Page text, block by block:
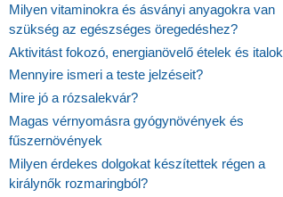
Milyen vitaminokra és ásványi anyagokra van
szükség az egészséges öregedéshez?
Aktivitást fokozó, energianövelő ételek és italok
Mennyire ismeri a teste jelzéseit?
Mire jó a rózsalekvár?
Magas vérnyomásra gyógynövények és
fűszernövények
Milyen érdekes dolgokat készítettek régen a
királynők rozmaringból?